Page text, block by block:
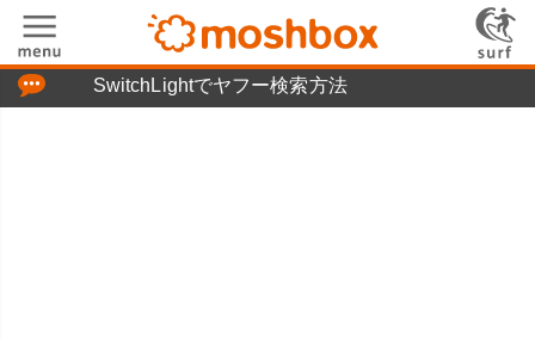
SwitchLightでヤフー検索方法
「つぶやき」の使い方